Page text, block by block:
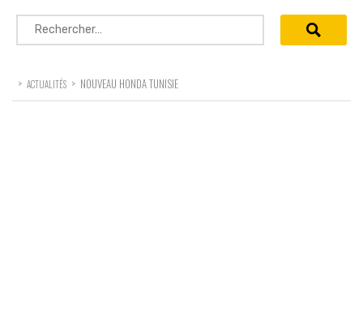
Rechercher :
> ACTUALITÉS > NOUVEAU HONDA TUNISIE